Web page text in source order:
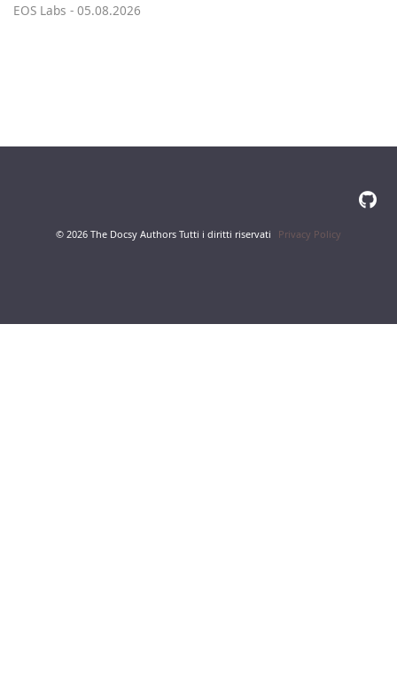
EOS Labs - 05.08.2026
© 2026 The Docsy Authors Tutti i diritti riservati Privacy Policy